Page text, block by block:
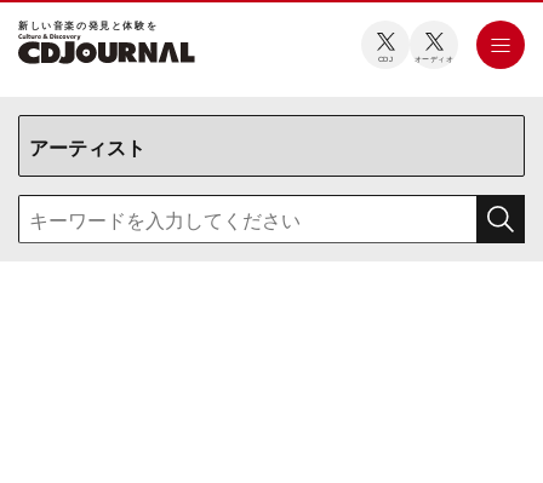
新しい⾳楽の発⾒と体験を
CDJ オーディオ